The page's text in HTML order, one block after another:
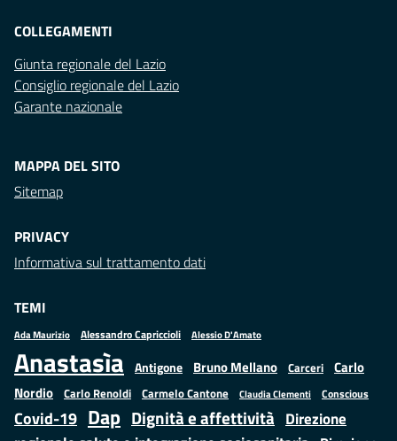
COLLEGAMENTI
Giunta regionale del Lazio
Consiglio regionale del Lazio
Garante nazionale
MAPPA DEL SITO
Sitemap
PRIVACY
Informativa sul trattamento dati
TEMI
Ada Maurizio Alessandro Capriccioli Alessio D'Amato
Anastasìa Antigone Bruno Mellano Carceri
Carlo
Nordio Carlo Renoldi Carmelo Cantone Claudia Clementi Conscious
Covid-19 Dap Dignità e affettività Direzione